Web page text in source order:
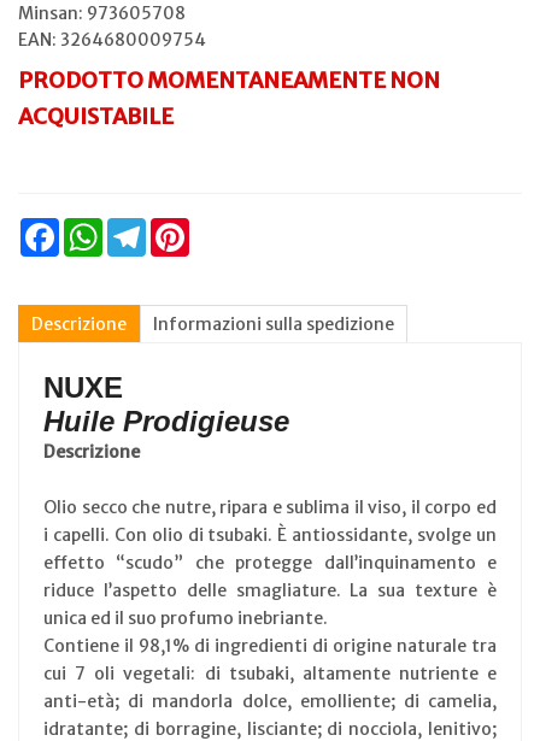
Minsan: 973605708
EAN: 3264680009754
PRODOTTO MOMENTANEAMENTE NON
ACQUISTABILE
FacebookWhatsAppTelegram
Descrizione Informazioni sulla spedizione
NUXE
Huile Prodigieuse
Descrizione
Olio secco che nutre, ripara e sublima il viso, il corpo ed
i capelli. Con olio di tsubaki. È antiossidante, svolge un
effetto “scudo” che protegge dall’inquinamento e
riduce l’aspetto delle smagliature. La sua texture è
unica ed il suo profumo inebriante.
Contiene il 98,1% di ingredienti di origine naturale tra
cui 7 oli vegetali: di tsubaki, altamente nutriente e
anti-età; di mandorla dolce, emolliente; di camelia,
idratante; di borragine, lisciante; di nocciola, lenitivo;